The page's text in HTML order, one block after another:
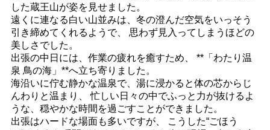
した蔵王山が姿を見せました。
遠くに連なる白い山並みは、冬の澄んだ空気をいっそう
引き締めてくれるようで、 思わず見入ってしまうほどの
美しさでした。
出張の中日には、作業の疲れを癒すため、 **「わたり温
泉 鳥の海」**へ立ち寄りました。
海沿いに佇む静かな温泉で、湯に浸かると体の芯からじ
んわりと温まり、 忙しい日々の中でふっと力が抜けるよ
うな、穏やかな時間を過ごすことができました。
出張はハードな場面も多いですが、 こうした“ごほう